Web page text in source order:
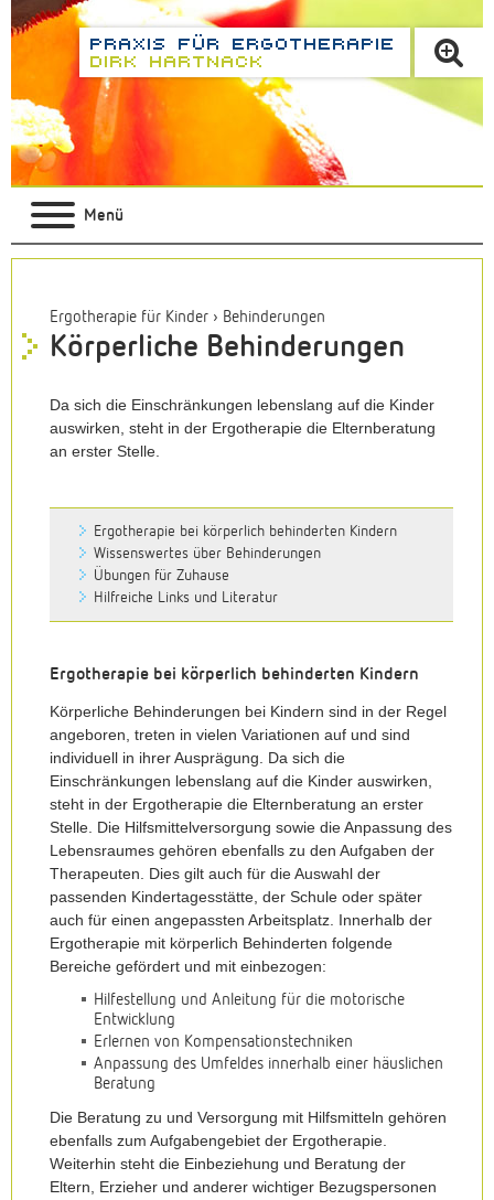
Menü
Ergotherapie für Kinder › Behinderungen
Körperliche Behinderungen
Da sich die Einschränkungen lebenslang auf die Kinder
auswirken, steht in der Ergotherapie die Elternberatung
an erster Stelle.
Ergotherapie bei körperlich behinderten Kindern
Wissenswertes über Behinderungen
Übungen für Zuhause
Hilfreiche Links und Literatur
Ergotherapie bei körperlich behinderten Kindern
Körperliche Behinderungen bei Kindern sind in der Regel
angeboren, treten in vielen Variationen auf und sind
individuell in ihrer Ausprägung. Da sich die
Einschränkungen lebenslang auf die Kinder auswirken,
steht in der Ergotherapie die Elternberatung an erster
Stelle. Die Hilfsmittelversorgung sowie die Anpassung des
Lebensraumes gehören ebenfalls zu den Aufgaben der
Therapeuten. Dies gilt auch für die Auswahl der
passenden Kindertagesstätte, der Schule oder später
auch für einen angepassten Arbeitsplatz. Innerhalb der
Ergotherapie mit körperlich Behinderten folgende
Bereiche gefördert und mit einbezogen:
Hilfestellung und Anleitung für die motorische
Entwicklung
Erlernen von Kompensationstechniken
Anpassung des Umfeldes innerhalb einer häuslichen
Beratung
Die Beratung zu und Versorgung mit Hilfsmitteln gehören
ebenfalls zum Aufgabengebiet der Ergotherapie.
Weiterhin steht die Einbeziehung und Beratung der
Eltern, Erzieher und anderer wichtiger Bezugspersonen